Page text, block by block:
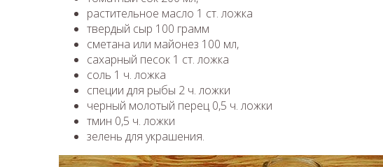
растительное масло 1 ст. ложка
твердый сыр 100 грамм
сметана или майонез 100 мл,
сахарный песок 1 ст. ложка
соль 1 ч. ложка
специи для рыбы 2 ч. ложки
черный молотый перец 0,5 ч. ложки
тмин 0,5 ч. ложки
зелень для украшения.